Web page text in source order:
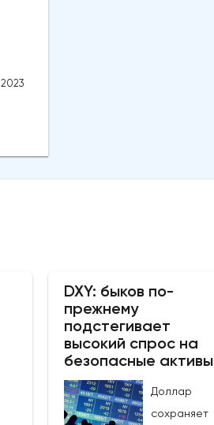
DXY: быков по-
прежнему
подстегивает
высокий спрос на
безопасные активы
Доллар
сохраняет